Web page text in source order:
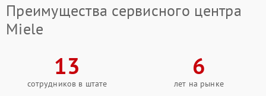
Преимущества сервисного центра
Miele
13
сотрудников в штате
6
лет на рынке